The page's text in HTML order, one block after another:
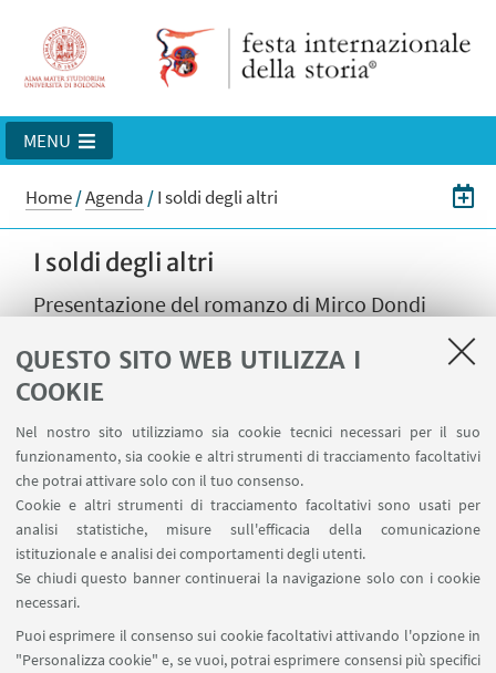
QUESTO SITO WEB UTILIZZA I
COOKIE
Nel nostro sito utilizziamo sia cookie tecnici necessari per il suo
funzionamento, sia cookie e altri strumenti di tracciamento facoltativi
che potrai attivare solo con il tuo consenso.
Cookie e altri strumenti di tracciamento facoltativi sono usati per
analisi statistiche, misure sull'efficacia della comunicazione
istituzionale e analisi dei comportamenti degli utenti.
Se chiudi questo banner continuerai la navigazione solo con i cookie
necessari.
Puoi esprimere il consenso sui cookie facoltativi attivando l'opzione in
"Personalizza cookie" e, se vuoi, potrai esprimere consensi più specifici
MENU
Home/Agenda /I soldi degli altri
I soldi degli altri
Presentazione del romanzo di Mirco Dondi
DATA: 13
LUOGO: Cappella Farnese, Palazzo D'Accursio,
Piazza Maggiore 6, Bologna
Con la partecipazione di Elena Lamberti e Marco
Guidi. Introduce e modera Martin Stiglio. Letture di
Donatella Allegro.